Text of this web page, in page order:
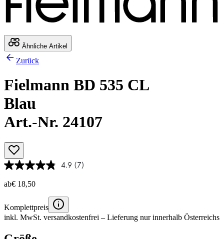
Ähnliche Artikel
Zurück
Fielmann BD 535 CL
Blau
Art.-Nr. 24107
4.9 (7)
ab€ 18,50
Komplettpreis
inkl. MwSt. versandkostenfrei – Lieferung nur innerhalb Österreichs